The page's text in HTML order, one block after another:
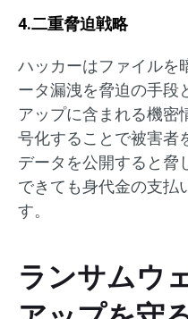
4.二重脅迫戦略
ハッカーはファイルを
ータ漏洩を脅迫の手段
アップに含まれる機密
号化することで被害者
データを公開すると脅
できても身代金の支払
す。
ランサムウ